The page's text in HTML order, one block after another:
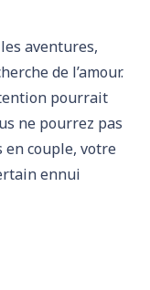
aventures,
de l’amour.
pourrait
ne pourrez pas
en couple, votre
ennui